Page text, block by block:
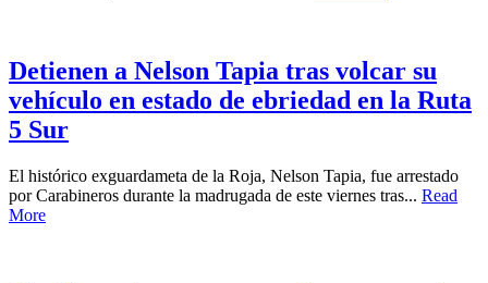
Detienen a Nelson Tapia tras volcar su
vehículo en estado de ebriedad en la Ruta
5 Sur
El histórico exguardameta de la Roja, Nelson Tapia, fue arrestado
por Carabineros durante la madrugada de este viernes tras... Read
More